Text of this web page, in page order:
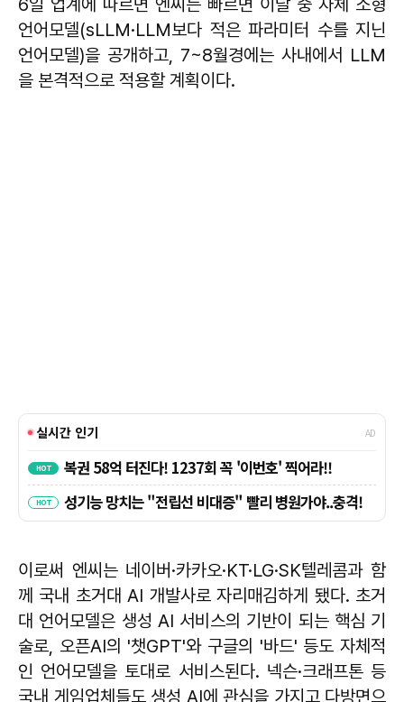
6일 업계에 따르면 엔씨는 빠르면 이달 중 자체 소형
언어모델(sLLM·LLM보다 적은 파라미터 수를 지닌
언어모델)을 공개하고, 7~8월경에는 사내에서 LLM
을 본격적으로 적용할 계획이다.
이로써 엔씨는 네이버·카카오·KT·LG·SK텔레콤과 함
께 국내 초거대 AI 개발사로 자리매김하게 됐다. 초거
대 언어모델은 생성 AI 서비스의 기반이 되는 핵심 기
술로, 오픈AI의 '챗GPT'와 구글의 '바드' 등도 자체적
인 언어모델을 토대로 서비스된다. 넥슨·크래프톤 등
국내 게임업체들도 생성 AI에 관심을 가지고 다방면으